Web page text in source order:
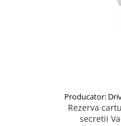
Producator:
Rezerva
secretii